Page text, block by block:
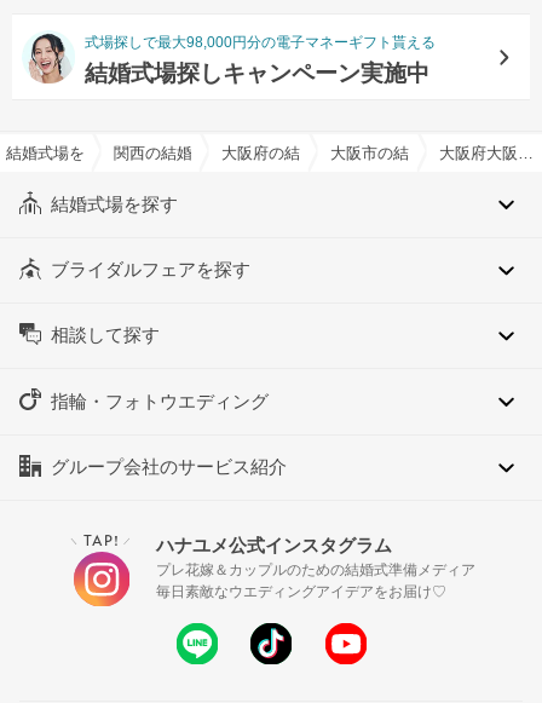
式場探しで最大98,000円分の電子マネーギフト貰える
結婚式場探しキャンペーン実施中
結婚式場を探すならハナユメ
関西の結婚式場大阪府の結婚式場大阪市の結婚式場 大阪府大阪市此花区でおすすめの結婚式場・挙式会場一覧
結婚式場を探す
ブライダルフェアを探す
相談して探す
指輪・フォトウエディング
グループ会社のサービス紹介
＼ TAP! ／ ハナユメ公式インスタグラム
プレ花嫁＆カップルのための結婚式準備メディア
毎日素敵なウエディングアイデアをお届け♡